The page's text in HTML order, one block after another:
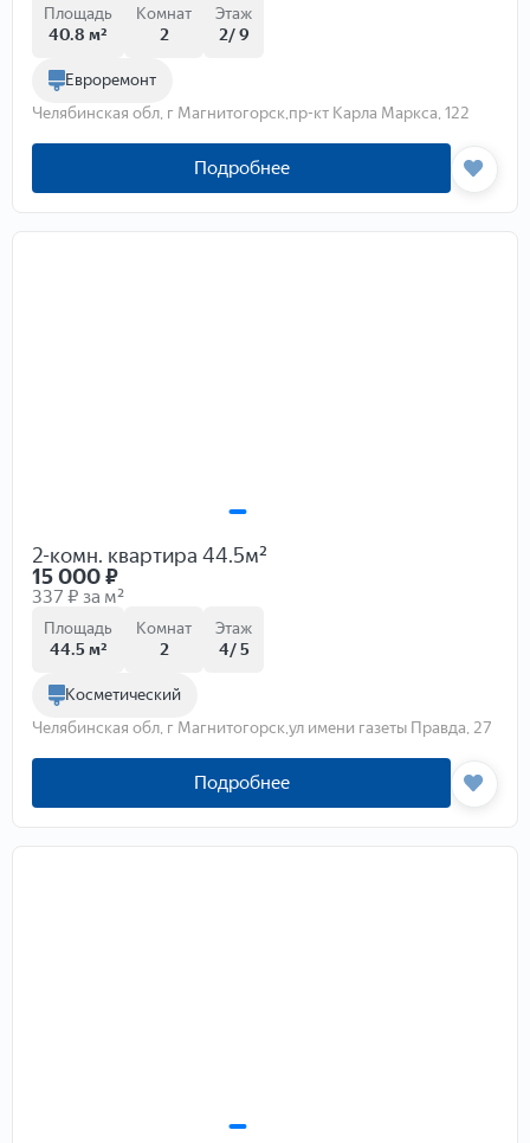
Стоимость
Отправить
Площадь
40.8 м²
Комнат
2
Этаж
2/ 9
Евроремонт
Челябинская обл, г Магнитогорск,пр-кт Карла Маркса, 122
Подробнее
2-комн. квартира 44.5м²
15 000₽
337 ₽ за м²
Площадь
44.5 м²
Комнат
2
Этаж
4/ 5
Косметический
Челябинская обл, г Магнитогорск,ул имени газеты Правда, 27
Подробнее